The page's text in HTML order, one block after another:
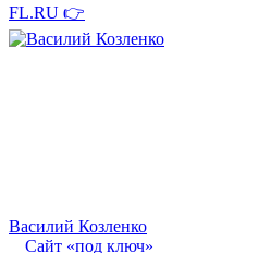
FL.RU 👉
Василий Козленко
Сайт «под ключ»